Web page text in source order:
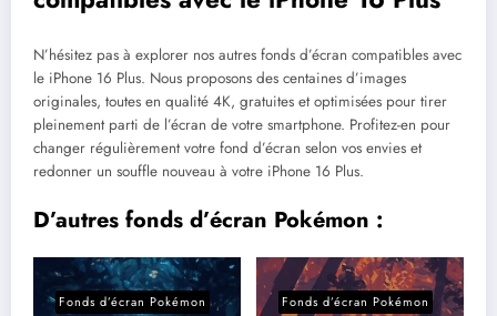
N’hésitez pas à explorer nos autres fonds d’écran compatibles avec
le iPhone 16 Plus. Nous proposons des centaines d’images
originales, toutes en qualité 4K, gratuites et optimisées pour tirer
pleinement parti de l’écran de votre smartphone. Profitez-en pour
changer régulièrement votre fond d’écran selon vos envies et
redonner un souffle nouveau à votre iPhone 16 Plus.
D’autres fonds d’écran Pokémon :
Fonds d’écran Pokémon Fonds d’écran Pokémon